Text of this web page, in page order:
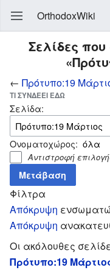
OrthodoxWiki
Σελίδες
← Πρότυπο:19
ΤΙ ΣΥΝΔΈΕΙ ΕΔΏ
Σελίδα:
Ονοματοχώρος:
Αντιστροφή
Φίλτρα
Απόκρυψη
Απόκρυψη
Οι ακόλουθες
Πρότυπο:19